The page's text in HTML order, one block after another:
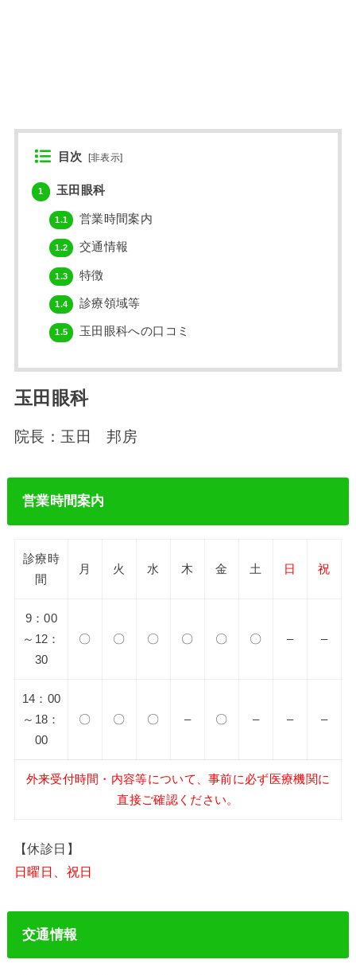
目次 [非表示]
1 玉田眼科
1.1 営業時間案内
1.2 交通情報
1.3 特徴
1.4 診療領域等
1.5 玉田眼科への口コミ
玉田眼科
院長： 玉田 邦房
営業時間案内
診療時
間
月 火 水 木 金 土 日 祝
9：00
～12：
30
〇 〇 〇 〇 〇 〇 – –
14：00
～18：
00
〇 〇 〇 – 〇 – – –
外来受付時間・内容等について、事前に必ず医療機関に
直接ご確認ください。
【休診日】
日曜日、祝日
交通情報